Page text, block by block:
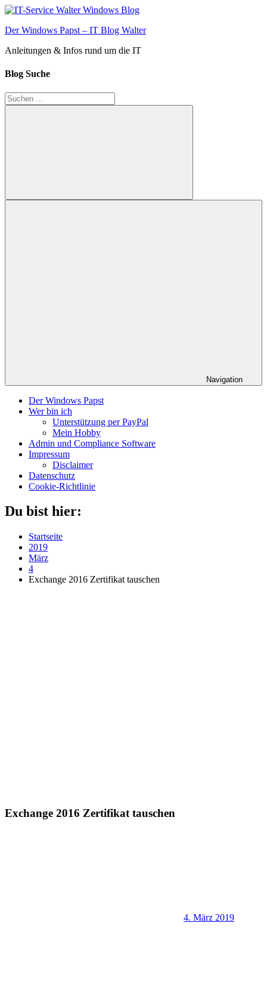
Zum
springen
Der Windows Papst – IT Blog Walter
Anleitungen & Infos rund um die IT
Blog Suche
Suchen
nach:
Suchen
Navigation
Der Windows Papst
Wer bin ich
Unterstützung per PayPal
Mein Hobby
Admin und Compliance Software
Impressum
Disclaimer
Datenschutz
Cookie-Richtlinie
Du bist hier:
Startseite
2019
März
4
Exchange 2016 Zertifikat tauschen
Exchange 2016 Zertifikat tauschen
4. März 2019